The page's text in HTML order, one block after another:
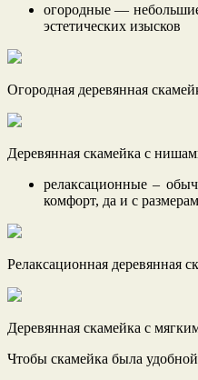
огородные —
эстетических изысков
Огородная деревянная
Деревянная скамейка с
релаксационные –
комфорт, да и с
Релаксационная деревянная
Деревянная скамейка с
Чтобы скамейка была